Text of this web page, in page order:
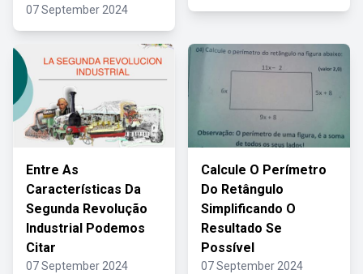
07 September 2024
Entre As
Características Da
Segunda Revolução
Industrial Podemos
Citar
07 September 2024
Calcule O Perímetro
Do Retângulo
Simplificando O
Resultado Se
Possível
07 September 2024